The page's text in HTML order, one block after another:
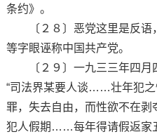
条约》。
〔２８〕恶党这里是反语
等字眼诬称中国共产党。
〔２９〕一九三三年四月四
“司法界某要人谈……壮年犯
罪，失去自由，而性欲不在
犯人假期……每年得请假返家